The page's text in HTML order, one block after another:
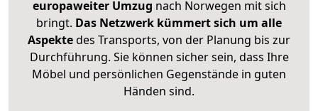
europaweiter Umzug nach Norwegen mit sich
bringt. Das Netzwerk kümmert sich um alle
Aspektedes Transports, von der Planung bis zur
Durchführung. Sie können sicher sein, dass Ihre
Möbel und persönlichen Gegenstände in guten
Händen sind.